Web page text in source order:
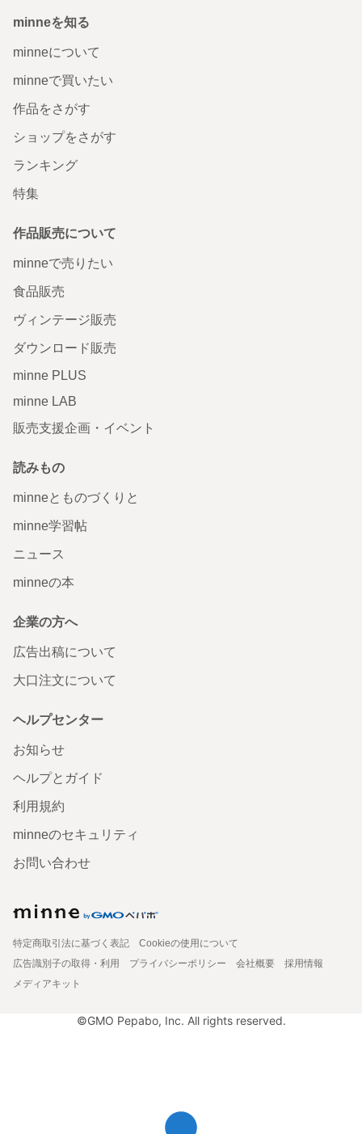
minneを知る
minneについて
minneで買いたい
作品をさがす
ショップをさがす
ランキング
特集
作品販売について
minneで売りたい
食品販売
ヴィンテージ販売
ダウンロード販売
minne PLUS
minne LAB
販売支援企画・イベント
読みもの
minneとものづくりと
minne学習帖
ニュース
minneの本
企業の方へ
広告出稿について
大口注文について
ヘルプセンター
お知らせ
ヘルプとガイド
利用規約
minneのセキュリティ
お問い合わせ
特定商取引法に基づく表記
Cookieの使用について
広告識別子の取得・利用
プライバシーポリシー 会社概要
採用情報
メディアキット
©GMO Pepabo, Inc. All rights reserved.